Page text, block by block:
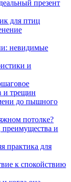
презент
для птиц
невидимые
и
и трещин
до пышного
потолке?
преимущества и
практика для
к спокойствию